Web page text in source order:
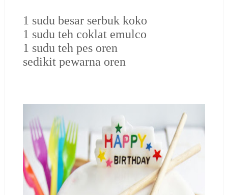
1 sudu besar serbuk koko
1 sudu teh coklat emulco
1 sudu teh pes oren
sedikit pewarna oren